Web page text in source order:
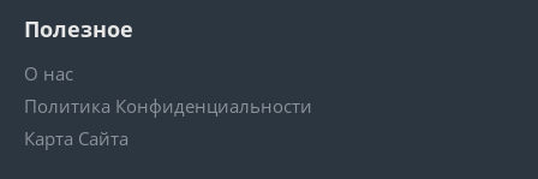
Полезное
О нас
Политика Конфиденциальности
Карта Сайта